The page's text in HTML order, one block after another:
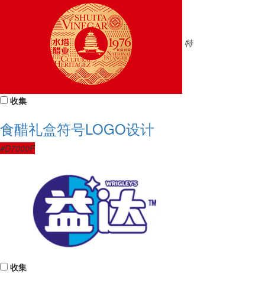
特
收集
食醋礼盒符号LOGO设计
#D7000F
收集